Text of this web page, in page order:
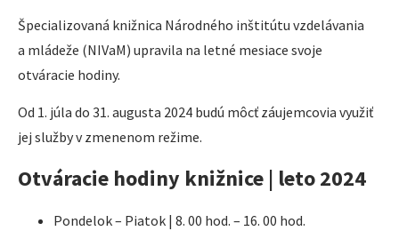
Špecializovaná knižnica Národného inštitútu vzdelávania
a mládeže (NIVaM) upravila na letné mesiace svoje
otváracie hodiny.
Od 1. júla do 31. augusta 2024 budú môcť záujemcovia využiť
jej služby v zmenenom režime.
Otváracie hodiny knižnice | leto 2024
Pondelok – Piatok | 8. 00 hod. – 16. 00 hod.